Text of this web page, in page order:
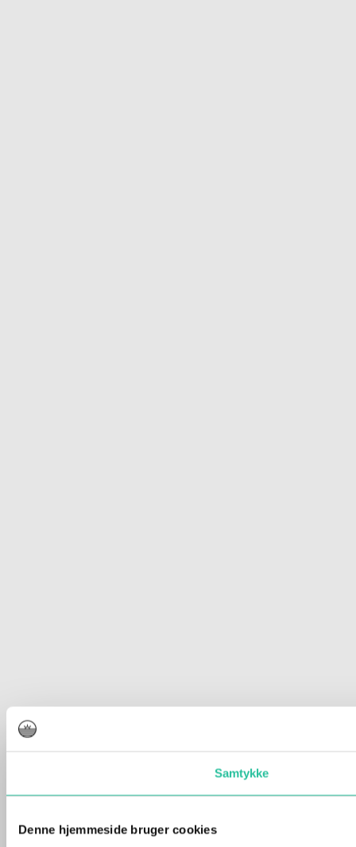
Samtykke
Denne hjemmeside bruger cookies